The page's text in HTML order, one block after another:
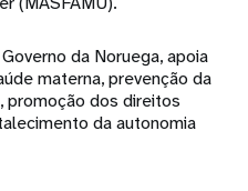
materna, prevenção da
promoção dos direitos
da autonomia